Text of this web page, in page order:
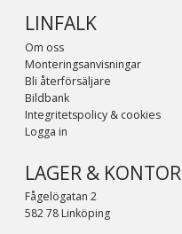
LINFALK
Om oss
Monteringsanvisningar
Bli återförsäljare
Bildbank
Integritetspolicy & cookies
Logga in
LAGER & KONTOR
Fågelögatan 2
582 78 Linköping